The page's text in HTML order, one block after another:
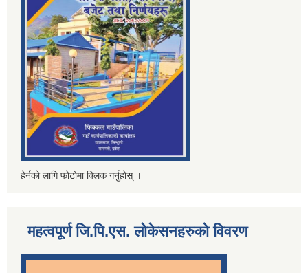
हेर्नको लागि फोटोमा क्लिक गर्नुहोस् ।
महत्वपूर्ण जि.पि.एस. लोकेसनहरुको विवरण